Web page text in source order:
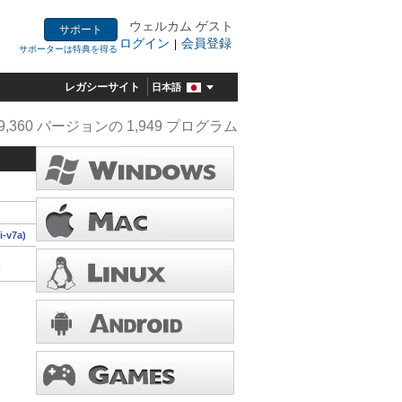
サポート
サポーターは特典を得る
ウェルカム ゲスト
ログイン | 会員登録
レガシーサイト 日本語
バージョンの 1,949 プログラム
v7a)